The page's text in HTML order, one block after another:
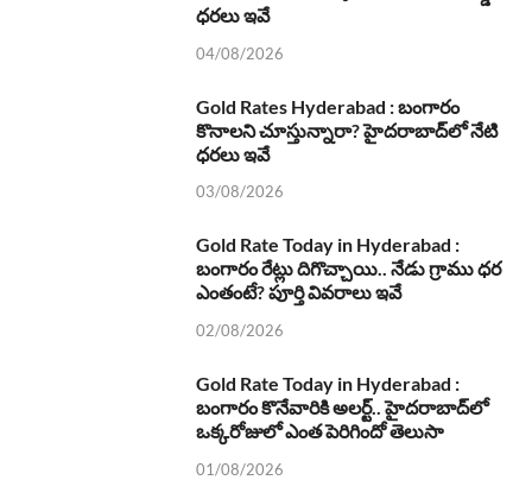
ధరలు ఇవే
04/08/2026
Gold Rates Hyderabad : బంగారం
కొనాలని చూస్తున్నారా? హైదరాబాద్‌లో నేటి
ధరలు ఇవే
03/08/2026
Gold Rate Today in Hyderabad :
బంగారం రేట్లు దిగొచ్చాయి.. నేడు గ్రాము ధర
ఎంతంటే? పూర్తి వివరాలు ఇవే
02/08/2026
Gold Rate Today in Hyderabad :
బంగారం కొనేవారికి అలర్ట్.. హైదరాబాద్‌లో
ఒక్కరోజులో ఎంత పెరిగిందో తెలుసా
01/08/2026